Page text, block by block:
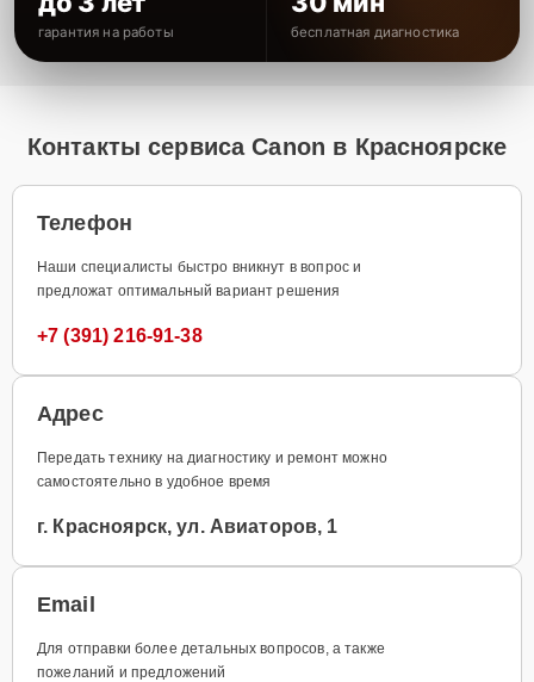
гарантия на работы бесплатная диагностика
Контакты сервиса Canon в Красноярске
Телефон
Наши специалисты быстро вникнут в вопрос и
предложат оптимальный вариант решения
+7 (391) 216-91-38
Адрес
Передать технику на диагностику и ремонт можно
самостоятельно в удобное время
г. Красноярск, ул. Авиаторов, 1
Email
Для отправки более детальных вопросов, а также
пожеланий и предложений